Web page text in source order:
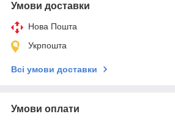
Умови доставки
Нова Пошта
Укрпошта
Всі умови доставки
Умови оплати